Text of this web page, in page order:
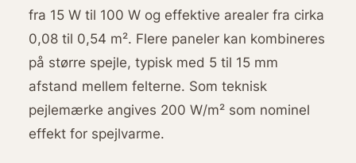
fra 15 W til 100 W og effektive arealer fra cirka
0,08 til 0,54 m². Flere paneler kan kombineres
på større spejle, typisk med 5 til 15 mm
afstand mellem felterne. Som teknisk
pejlemærke angives 200 W/m² som nominel
effekt for spejlvarme.